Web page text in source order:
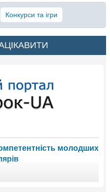
Конкурси та ігри
молодших